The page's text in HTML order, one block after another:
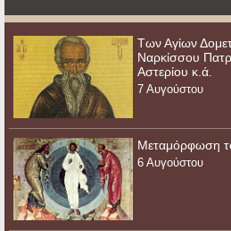
Των Αγίων
Ναρκίσσου
Αστερίου κ.ά.
7 Αυγούστου
Μεταμόρφωση
6 Αυγούστου